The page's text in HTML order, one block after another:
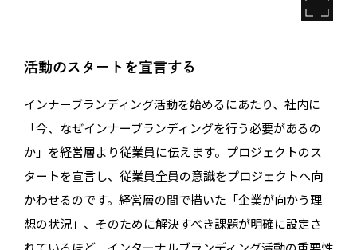
活動のスタートを宣言する
インナーブランディング活動を始めるにあたり、社内に
「今、なぜインナーブランディングを行う必要があるの
か」を経営層より従業員に伝えます。プロジェクトのス
タートを宣言し、従業員全員の意識をプロジェクトへ向
かわせるのです。経営層の間で描いた「企業が向かう理
想の状況」、そのために解決すべき課題が明確に設定さ